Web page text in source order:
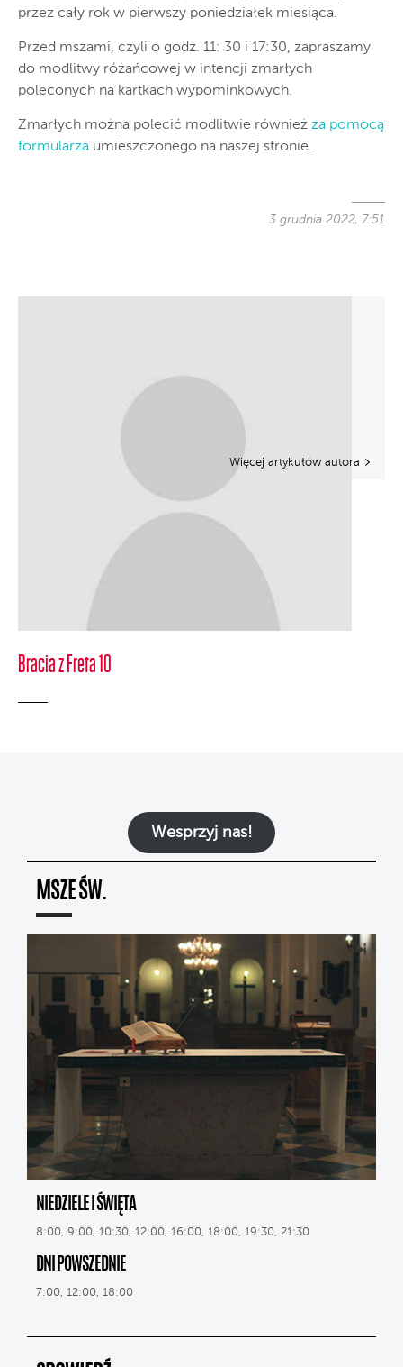
przez cały rok w pierwszy poniedziałek miesiąca.
Przed mszami, czyli o godz. 11: 30 i 17:30, zapraszamy
do modlitwy różańcowej w intencji zmarłych
poleconych na kartkach wypominkowych.
Zmarłych można polecić modlitwie również za pomocą
formularza umieszczonego na naszej stronie.
3 grudnia 2022, 7:51
Bracia z Freta 10
Więcej artykułów autora
Wesprzyj nas!
MSZE ŚW.
NIEDZIELE I ŚWIĘTA
8:00, 9:00, 10:30, 12:00, 16:00, 18:00, 19:30, 21:30
DNI POWSZEDNIE
7:00, 12:00, 18:00